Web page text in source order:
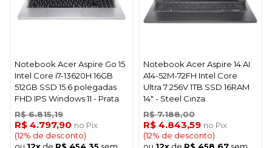
Notebook Acer Aspire Go 15
Intel Core i7-13620H 16GB
512GB SSD 15.6 polegadas
FHD IPS Windows 11 - Prata
R$ 6.815,19
R$ 4.797,90 no Pix
(12% de desconto)
ou 12x de R$ 454,35 sem
Notebook Acer Aspire 14 AI
A14-52M-72FH Intel Core
Ultra 7 256V 1TB SSD 16RAM
14" - Steel Cinza
R$ 7.188,00
R$ 4.843,59 no Pix
(12% de desconto)
ou 12x de R$ 458,67 sem